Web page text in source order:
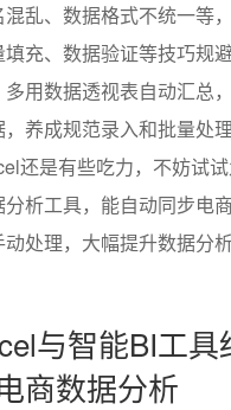
乱、数据格式不统一等
充、数据验证等技巧规
用数据透视表自动汇总
养成规范录入和批量处
还是有些吃力，不妨试
析工具，能自动同步电
处理，大幅提升数据分析
与智能BI工具
商数据分析